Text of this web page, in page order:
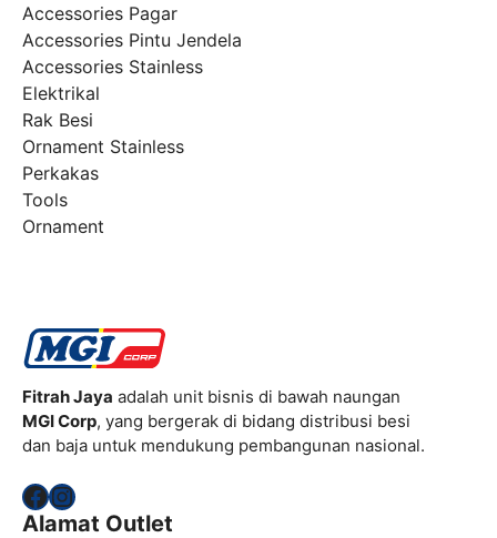
Accessories Pagar
Accessories Pintu Jendela
Accessories Stainless
Elektrikal
Rak Besi
Ornament Stainless
Perkakas
Tools
Ornament
Fitrah Jaya adalah unit bisnis di bawah naungan
MGI Corp, yang bergerak di bidang distribusi besi
dan baja untuk mendukung pembangunan nasional.
Facebook
Instagram
Alamat Outlet